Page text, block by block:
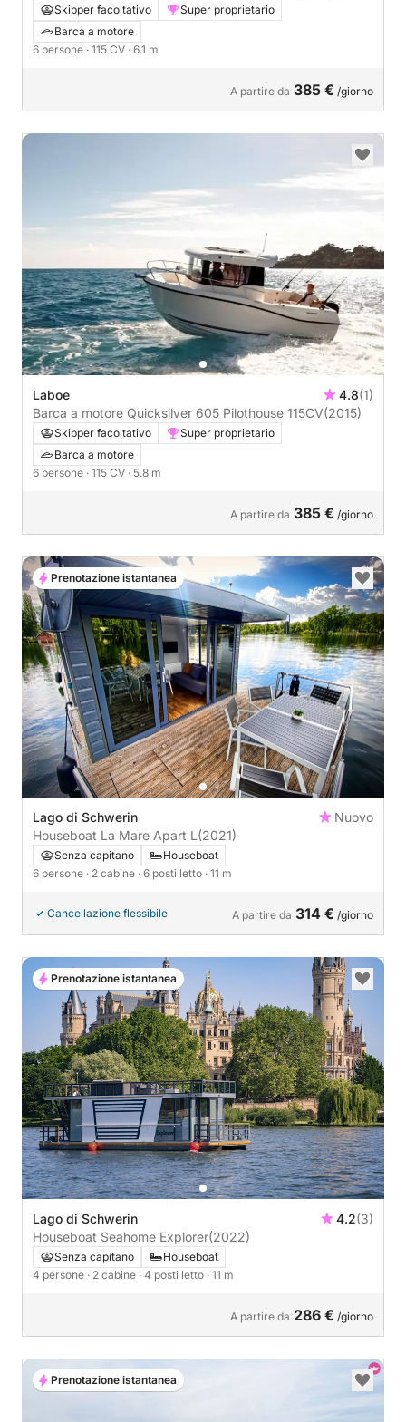
Skipper facoltativo
Super proprietario
Barca a motore
6 persone · 115 CV · 6.1 m
A partire da 385 € /giorno
Laboe 4.8(1)
Barca a motore Quicksilver 605 Pilothouse 115CV(2015)
Skipper facoltativo
Super proprietario
Barca a motore
6 persone · 115 CV · 5.8 m
A partire da 385 € /giorno
Lago di Schwerin
Nuovo
Houseboat La Mare Apart L (2021)
Senza capitano
Houseboat
6 persone · 2 cabine · 6 posti letto · 11 m
Cancellazione flessibile A partire da 314 € /giorno
Prenotazione istantanea
Lago di Schwerin 4.2(3)
Houseboat Seahome Explorer(2022)
Senza capitano
Houseboat
4 persone · 2 cabine · 4 posti letto · 11 m
A partire da 286 € /giorno
Prenotazione istantanea
Prenotazione istantanea